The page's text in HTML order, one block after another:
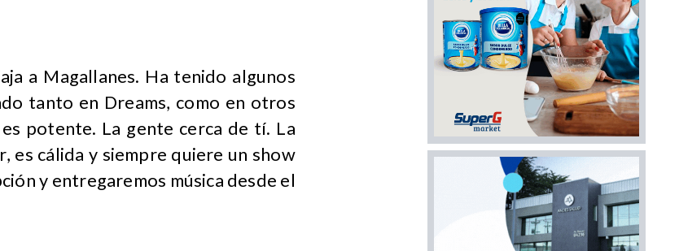
a Magallanes. Ha tenido algunos
tanto en Dreams, como en otros
potente. La gente cerca de tí. La
es cálida y siempre quiere un show
y entregaremos música desde el